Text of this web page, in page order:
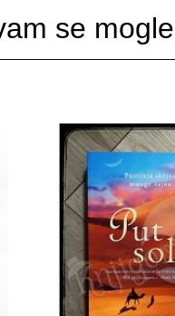
se